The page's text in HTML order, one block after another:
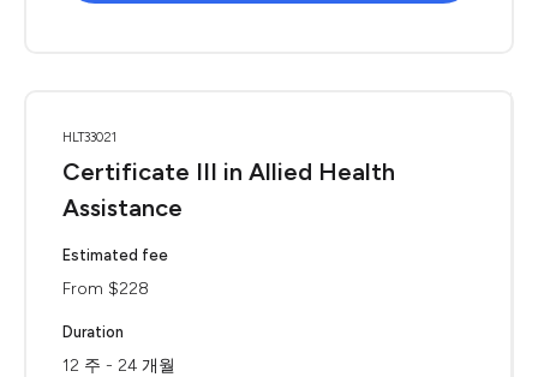
HLT33021
Certificate III in Allied Health
Assistance
Estimated fee
From $228
Duration
12 주 - 24 개월